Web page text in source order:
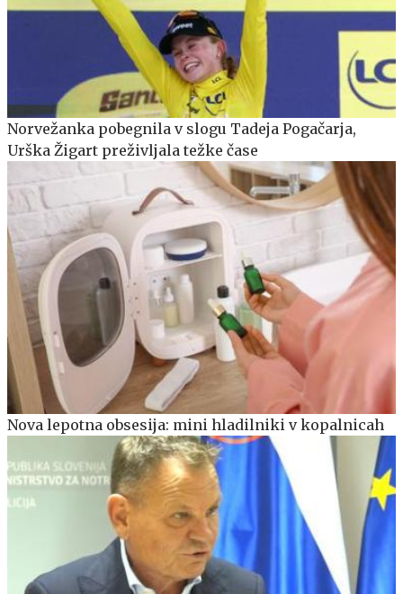
Norvežanka pobegnila v slogu Tadeja Pogačarja,
Urška Žigart preživljala težke čase
Nova lepotna obsesija: mini hladilniki v kopalnicah